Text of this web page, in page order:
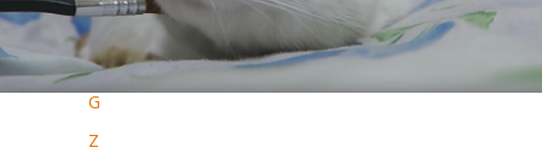
ー
G
Z